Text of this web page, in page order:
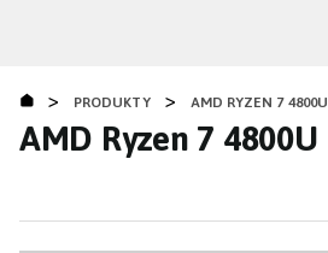
obsahu
> PRODUKTY > AMD RYZEN 7 4800U
AMD Ryzen 7 4800U